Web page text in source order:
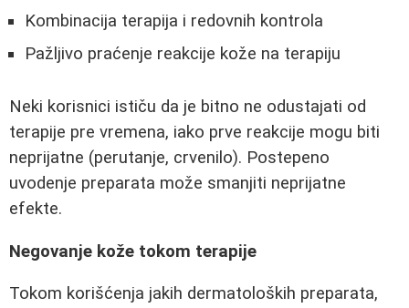
Kombinacija terapija i redovnih kontrola
Pažljivo praćenje reakcije kože na terapiju
Neki korisnici ističu da je bitno ne odustajati od
terapije pre vremena, iako prve reakcije mogu biti
neprijatne (perutanje, crvenilo). Postepeno
uvodenje preparata može smanjiti neprijatne
efekte.
Negovanje kože tokom terapije
Tokom korišćenja jakih dermatoloških preparata,